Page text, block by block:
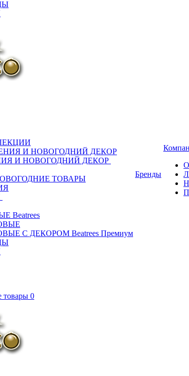
И НОВОГОДНИЙ ДЕКОР
ТОВАРЫ
Beatrees
С ДЕКОРОМ Beatrees Премиум
Бренды
товары 0